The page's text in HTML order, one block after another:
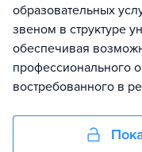
образовательных
звеном в структуре
обеспечивая
профессионального
востребованного в